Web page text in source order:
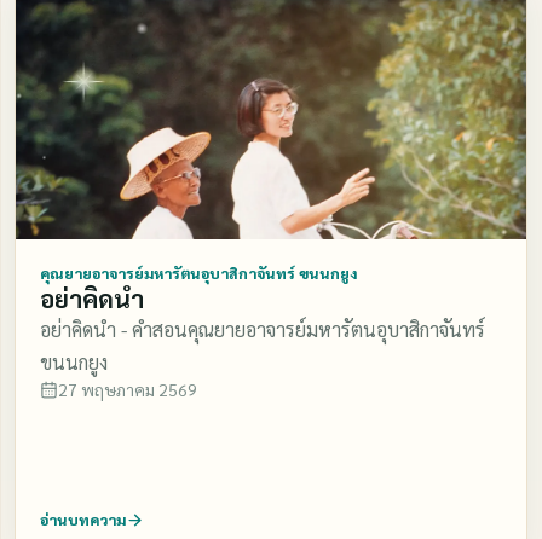
คุณยายอาจารย์มหารัตนอุบาสิกาจันทร์ ขนนกยูง
อย่าคิดนำ
อย่าคิดนำ - คำสอนคุณยายอาจารย์มหารัตนอุบาสิกาจันทร์
ขนนกยูง
27 พฤษภาคม 2569
อ่านบทความ